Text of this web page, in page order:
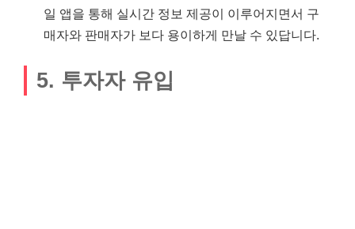
일 앱을 통해 실시간 정보 제공이 이루어지면서 구
매자와 판매자가 보다 용이하게 만날 수 있답니다.
5. 투자자 유입